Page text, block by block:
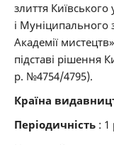
злиття Київського
і Муніципального
Академії
підставі рішення
р. №4754/4795).
Країна
Періодичність: 1